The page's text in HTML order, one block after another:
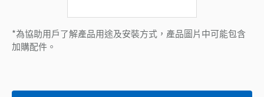
*為協助用戶了解產品用途及安裝方式，產品圖片中可能包含
加購配件。